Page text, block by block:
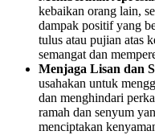
kebaikan orang lain,
dampak positif yang
tulus atau pujian atas
semangat dan
Menjaga Lisan dan
usahakan untuk
dan menghindari
ramah dan senyum
menciptakan